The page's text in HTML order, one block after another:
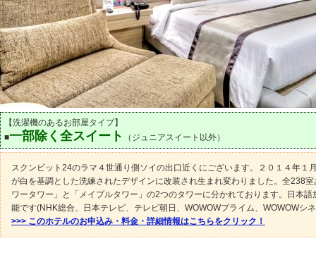
【洗濯機のあるお部屋タイプ】
■一部除く全スイート （ジュニアスイート以外）
スクンビット24のラマ４世通り側ソイの出口近くにございます。２０１４年１
が白を基調とした洗練されたデザインに改装され生まれ変わりました。全238
ワータワー」と「メイプルタワー」の2つのタワーに分かれております。日本語
能です(NHK総合、日本テレビ、テレビ朝日、WOWOWプライム、WOWOWシ
>>> このホテルのお申込み・料金・詳細情報はこちらをクリック！